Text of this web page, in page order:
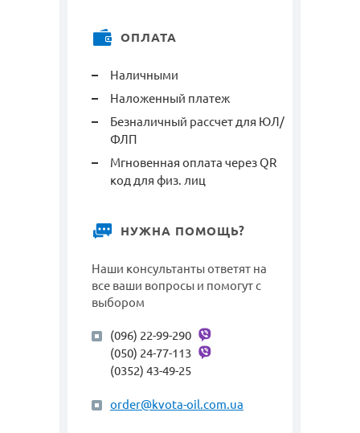
ОПЛАТА
Наличными
Наложенный платеж
Безналичный рассчет для ЮЛ/
ФЛП
Мгновенная оплата через QR
код для физ. лиц
НУЖНА ПОМОЩЬ?
Наши консультанты ответят на
все ваши вопросы и помогут с
выбором
(096) 22-99-290
(050) 24-77-113
(0352) 43-49-25
order@kvota-oil.com.ua